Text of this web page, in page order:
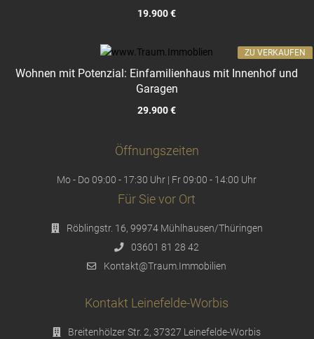
19.900 €
Wohnen mit Potenzial: Einfamilienhaus mit Innenhof und
Garagen
29.900 €
ZU VERKAUFEN
Öffnungszeiten
Mo - Do 09:00 - 17:30 Uhr | Fr 09:00 - 14:00 Uhr
Für Sie vor Ort
Röblingstr. 16, 99974 Mühlhausen/Thüringen
03601 81 28 42
Kontakt@Traum.Immobilien
Kontakt Leinefelde-Worbis
Breitenhölzer Str. 2, 37327 Leinefelde-Worbis